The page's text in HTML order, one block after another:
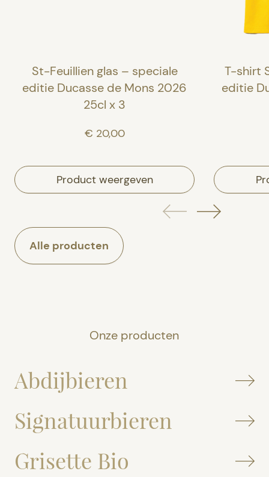
St-Feuillien glas – speciale
editie Ducasse de Mons 2026
25cl x 3
€ 20,00
Product weergeven
T-shirt
editie
Alle producten
Onze producten
Abdijbieren
Signatuurbieren
Grisette Bio